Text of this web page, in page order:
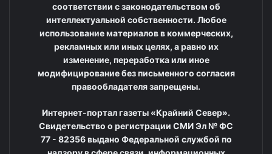
соответствии с законодательством об
интеллектуальной собственности. Любое
использование материалов в коммерческих,
рекламных или иных целях, а равно их
изменение, переработка или иное
модифицирование без письменного согласия
правообладателя запрещены.
Интернет-портал газеты «Крайний Север».
Свидетельство о регистрации СМИ Эл № ФС
77 - 82356 выдано Федеральной службой по